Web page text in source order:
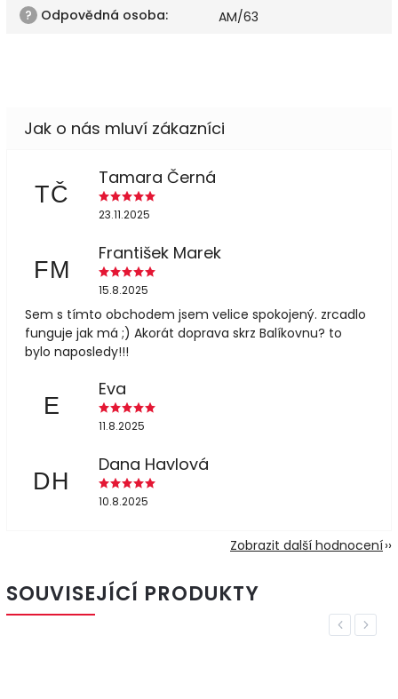
? Odpovědná osoba: AM/63
TČ
Tamara Černá
23.11.2025
FM
František Marek
15.8.2025
Sem s tímto obchodem jsem velice spokojený. zrcadlo
funguje jak má ;) Akorát doprava skrz Balíkovnu? to
bylo naposledy!!!
E
Eva
11.8.2025
DH
Dana Havlová
10.8.2025
Zobrazit další hodnocení
SOUVISEJÍCÍ PRODUKTY
Previous
Next